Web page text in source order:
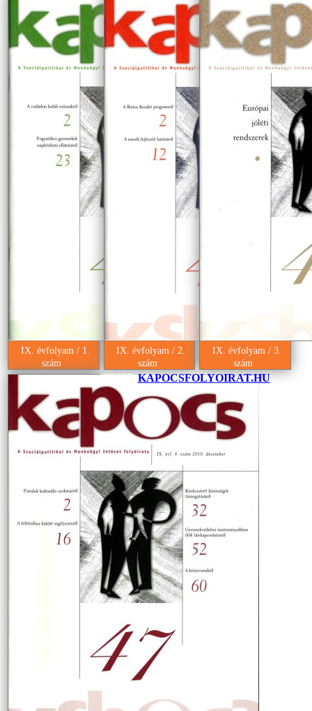
IX. évfolyam / 1.
szám
IX. évfolyam / 2.
szám
IX. évfolyam / 3.
szám
©2025.KAPOCSFOLYOIRAT.HU